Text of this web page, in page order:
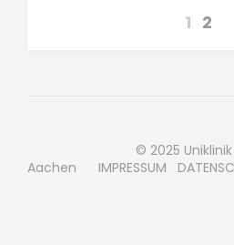
1 2
© 2025 Uniklinik
Aachen IMPRESSUM